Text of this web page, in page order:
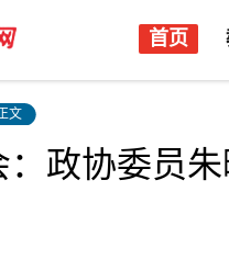
首页
文
：政协委员